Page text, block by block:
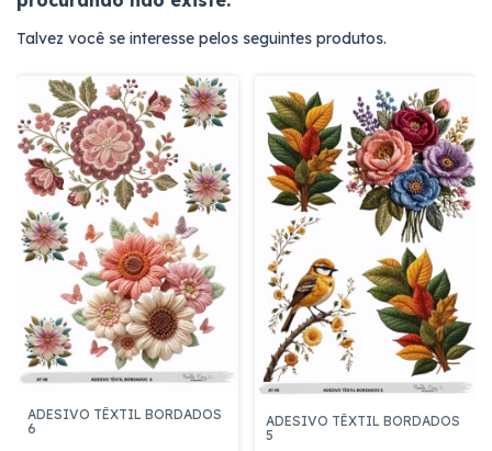
Talvez você se interesse pelos seguintes produtos.
ADESIVO TÊXTIL BORDADOS
6
ADESIVO TÊXTIL BORDADOS
5